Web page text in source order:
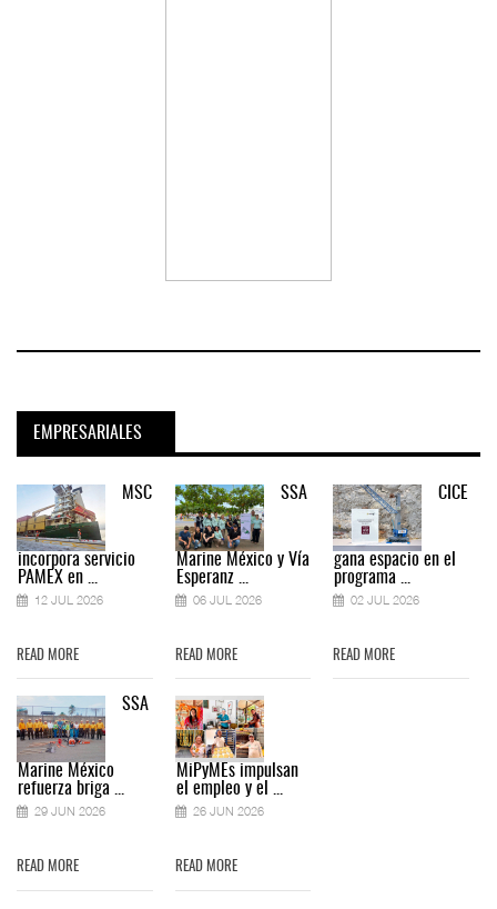
EMPRESARIALES
MSC
incorpora servicio
PAMEX en ...
12 JUL 2026
READ MORE
SSA
Marine México
refuerza briga ...
29 JUN 2026
READ MORE
SSA
Marine México y Vía
Esperanz ...
06 JUL 2026
READ MORE
MiPyMEs impulsan
el empleo y el ...
26 JUN 2026
READ MORE
CICE
gana espacio en el
programa ...
02 JUL 2026
READ MORE